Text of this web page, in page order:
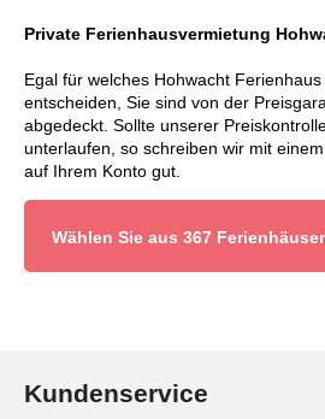
Private Ferienhausvermietung
Egal für welches Hohwacht
entscheiden, Sie sind von der
abgedeckt. Sollte unserer
unterlaufen, so schreiben wir mit
auf Ihrem Konto gut.
Wählen Sie aus 367
Kundenservice